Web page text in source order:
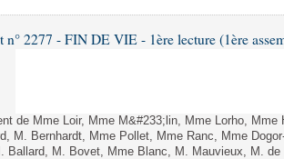
n° 2277 - FIN DE VIE - 1ère lecture (1ère
de Mme Loir, Mme M&#233;lin, Mme Lorho,
M. Bernhardt, Mme Pollet, Mme Ranc, Mme
Ballard, M. Bovet, Mme Blanc, M. Mauvieux, M.